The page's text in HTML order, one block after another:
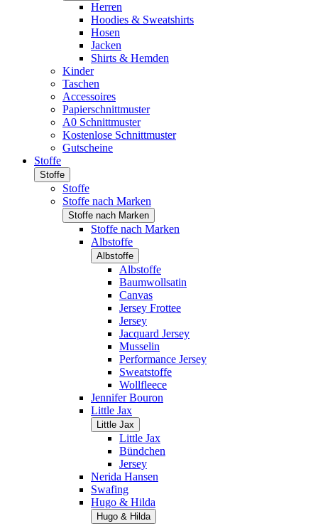
Herren
Hoodies & Sweatshirts
Hosen
Jacken
Shirts & Hemden
Kinder
Taschen
Accessoires
Papierschnittmuster
A0 Schnittmuster
Kostenlose Schnittmuster
Gutscheine
Stoffe
Stoffe
Stoffe
Stoffe nach Marken
Stoffe nach Marken
Stoffe nach Marken
Albstoffe
Albstoffe
Albstoffe
Baumwollsatin
Canvas
Jersey Frottee
Jersey
Jacquard Jersey
Musselin
Performance Jersey
Sweatstoffe
Wollfleece
Jennifer Bouron
Little Jax
Little Jax
Little Jax
Bündchen
Jersey
Nerida Hansen
Swafing
Hugo & Hilda
Hugo & Hilda